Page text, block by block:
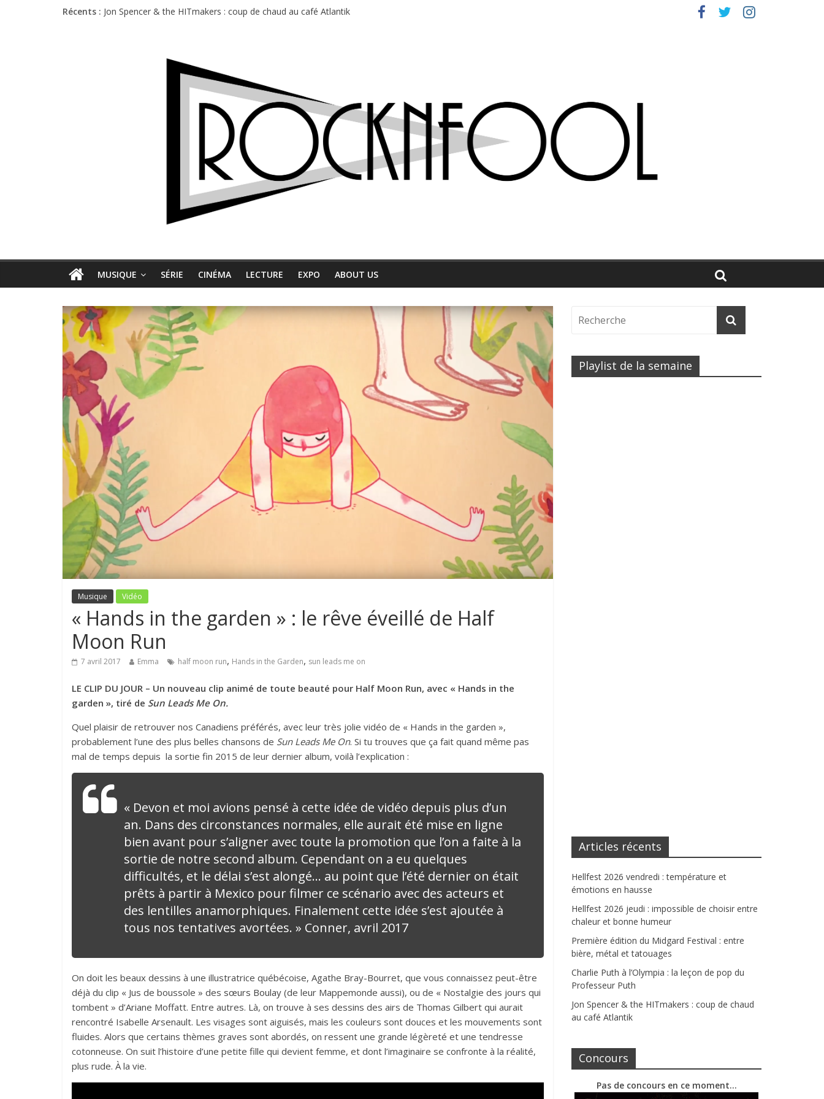
Récents : Jon Spencer & the HITmakers : coup de chaud au café Atlantik
Charlie Puth à l’Olympia : la leçon de pop du Professeur Puth
MUSIQUE SÉRIE CINÉMA LECTURE EXPO ABOUT US
Musique Vidéo
« Hands in the garden » : le rêve éveillé de Half
Moon Run
7 avril 2017 Emma half moon run, Hands in the Garden, sun leads me on
LE CLIP DU JOUR – Un nouveau clip animé de toute beauté pour Half Moon Run, avec « Hands in the
garden », tiré de Sun Leads Me On.
Quel plaisir de retrouver nos Canadiens préférés, avec leur très jolie vidéo de « Hands in the garden »,
probablement l’une des plus belles chansons de Sun Leads Me On. Si tu trouves que ça fait quand même pas
mal de temps depuis la sortie fin 2015 de leur dernier album, voilà l’explication :
« Devon et moi avions pensé à cette idée de vidéo depuis plus d’un
an. Dans des circonstances normales, elle aurait été mise en ligne
bien avant pour s’aligner avec toute la promotion que l’on a faite à la
sortie de notre second album. Cependant on a eu quelques
difficultés, et le délai s’est alongé… au point que l’été dernier on était
prêts à partir à Mexico pour filmer ce scénario avec des acteurs et
des lentilles anamorphiques. Finalement cette idée s’est ajoutée à
tous nos tentatives avortées. » Conner, avril 2017
On doit les beaux dessins à une illustratrice québécoise, Agathe Bray-Bourret, que vous connaissez peut-être
déjà du clip « Jus de boussole » des sœurs Boulay (de leur Mappemonde aussi), ou de « Nostalgie des jours qui
tombent » d’Ariane Moffatt. Entre autres. Là, on trouve à ses dessins des airs de Thomas Gilbert qui aurait
rencontré Isabelle Arsenault. Les visages sont aiguisés, mais les couleurs sont douces et les mouvements sont
fluides. Alors que certains thèmes graves sont abordés, on ressent une grande légèreté et une tendresse
cotonneuse. On suit l’histoire d’une petite fille qui devient femme, et dont l’imaginaire se confronte à la réalité,
plus rude. À la vie.
Playlist de la semaine
Articles récents
Hellfest 2026 vendredi : température et
émotions en hausse
Hellfest 2026 jeudi : impossible de choisir entre
chaleur et bonne humeur
Première édition du Midgard Festival : entre
bière, métal et tatouages
Charlie Puth à l’Olympia : la leçon de pop du
Professeur Puth
Jon Spencer & the HITmakers : coup de chaud
au café Atlantik
Concours
Pas de concours en ce moment…